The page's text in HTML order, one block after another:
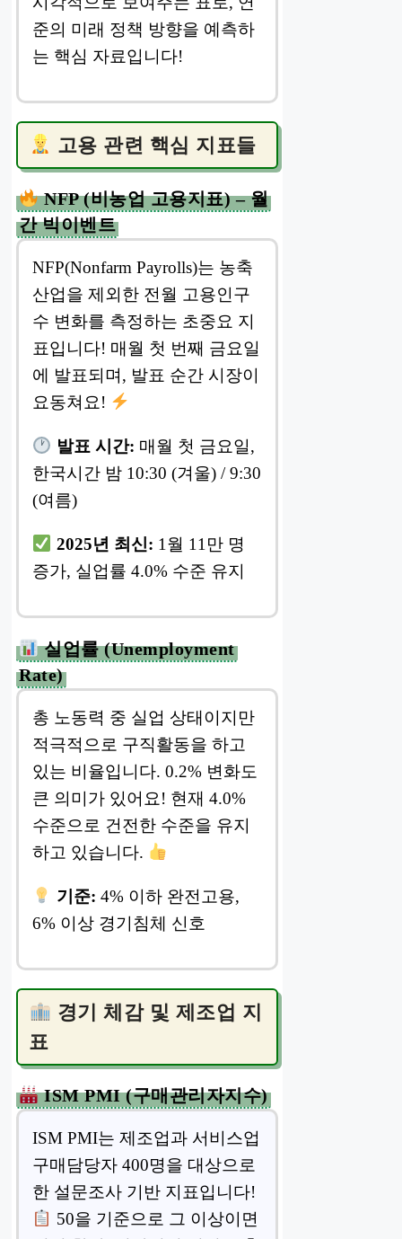
준의 미래 정책 방향을 예측하
는 핵심 자료입니다!
고용 관련 핵심 지표들
NFP (비농업 고용지표) – 월
간 빅이벤트
NFP(Nonfarm Payrolls)는 농축
산업을 제외한 전월 고용인구
수 변화를 측정하는 초중요 지
표입니다! 매월 첫 번째 금요일
에 발표되며, 발표 순간 시장이
요동쳐요!
발표 시간: 매월 첫 금요일,
한국시간 밤 10:30 (겨울) / 9:30
(여름)
2025년 최신: 1월 11만 명
증가, 실업률 4.0% 수준 유지
실업률 (Unemployment
Rate)
총 노동력 중 실업 상태이지만
적극적으로 구직활동을 하고
있는 비율입니다. 0.2% 변화도
큰 의미가 있어요! 현재 4.0%
수준으로 건전한 수준을 유지
하고 있습니다.
기준: 4% 이하 완전고용,
6% 이상 경기침체 신호
경기 체감 및 제조업 지
표
ISM PMI (구매관리자지수)
ISM PMI는 제조업과 서비스업
구매담당자 400명을 대상으로
한 설문조사 기반 지표입니다!
50을 기준으로 그 이상이면